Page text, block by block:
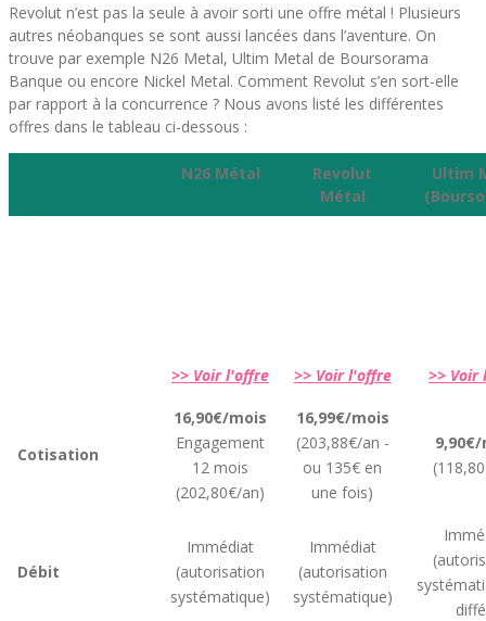
Revolut n’est pas la seule à avoir sorti une offre métal ! Plusieurs
autres néobanques se sont aussi lancées dans l’aventure. On
trouve par exemple N26 Metal, Ultim Metal de Boursorama
Banque ou encore Nickel Metal. Comment Revolut s’en sort-elle
par rapport à la concurrence ? Nous avons listé les différentes
offres dans le tableau ci-dessous :
N26 Métal
Revolut
Métal
Ultim
>> Voir l'offre >> Voir l'offre >> Voir
Cotisation
16,90€/mois
Engagement
12 mois
(202,80€/an)
16,99€/mois
(203,88€/an -
ou 135€ en
une fois)
Débit
Immédiat
(autorisation
systématique)
Immédiat
(autorisation
systématique)